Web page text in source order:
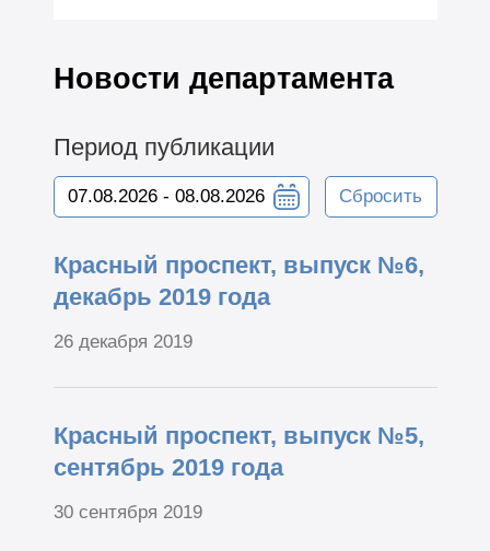
Новости департамента
Период публикации
Сбросить
Красный проспект, выпуск №6,
декабрь 2019 года
26 декабря 2019
Красный проспект, выпуск №5,
сентябрь 2019 года
30 сентября 2019